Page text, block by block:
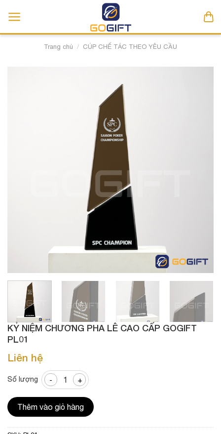
Trang chủ / CÚP CHẾ TÁC THEO YÊU CẦU
KỶ NIỆM CHƯƠNG PHA LÊ CAO CẤP GOGIFT
PL01
Liên hệ
Số lượng Kỷ niệm chương pha lê cao cấp Gogift PL01 số lượng
Thêm vào giỏ hàng